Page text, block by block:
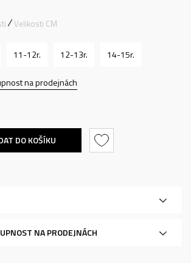
Velikosti CM
11-12r. 12-13r. 14-15r.
na prodejnách
DO KOŠÍKU
NA PRODEJNÁCH